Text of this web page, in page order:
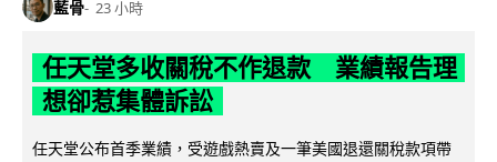
藍骨 23 小時
任天堂多收關稅不作退款 業績報告理
想卻惹集體訴訟
任天堂公布首季業績，受遊戲熱賣及一筆美國退還關稅款項帶